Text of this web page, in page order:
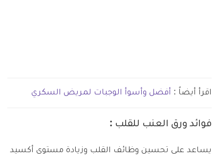
اقرأ أيضاً : أفضل وأسوأ الوجبات لمريض السكري
فوائد ورق العنب للقلب :
يساعد على تحسين وظائف القلب وزيادة مستوى أكسيد